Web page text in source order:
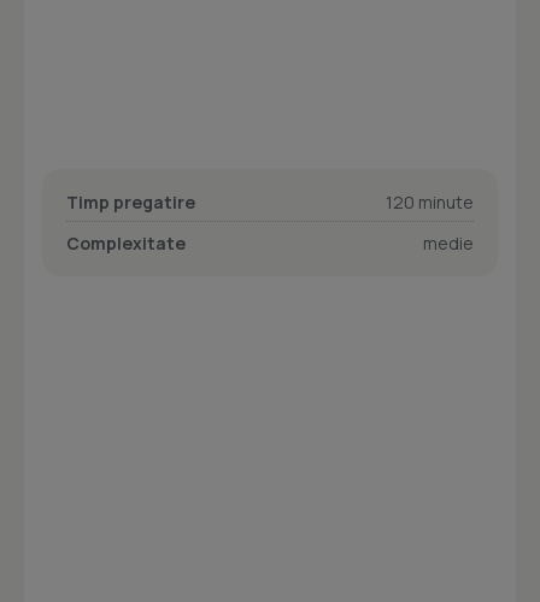
Timp pregatire
120 minute
Complexitate
medie